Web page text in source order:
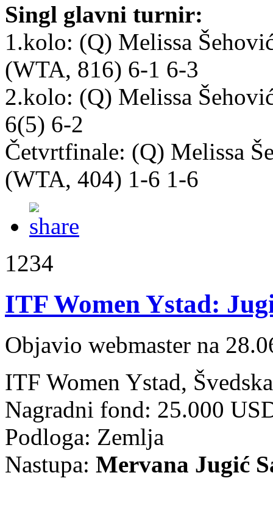
Singl glavni turnir:
1.kolo: (Q) Melissa
(WTA, 816) 6-1 6-3
2.kolo: (Q) Melissa
6(5) 6-2
Četvrtfinale: (Q) Melissa
(WTA, 404) 1-6 1-6
1234
ITF Women Ystad:
Objavio webmaster na
ITF Women Ystad,
Nagradni fond: 25.000
Podloga: Zemlja
Nastupa: Mervana Jugić